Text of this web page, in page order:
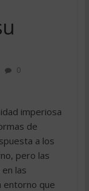
0
imperiosa
de
a los
pero las
las
entorno que